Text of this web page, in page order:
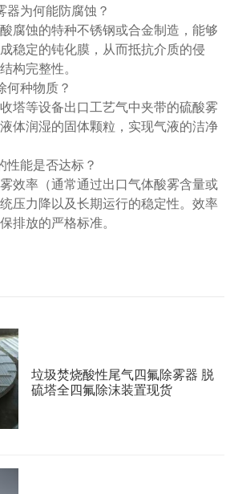
器为何能防腐蚀？
腐蚀的特种不锈钢或合金制造，能够
稳定的钝化膜，从而抵抗介质的侵
构完整性。
何种物质？
塔等设备出口工艺气中夹带的硫酸雾
体润湿的固体颗粒，实现气液的洁净
性能是否达标？
效率（通常通过出口气体酸雾含量或
压力降以及长期运行的稳定性。效率
排放的严格标准。
垃圾焚烧酸性尾气四氟除雾器 脱
硫塔全四氟除沫装置现货